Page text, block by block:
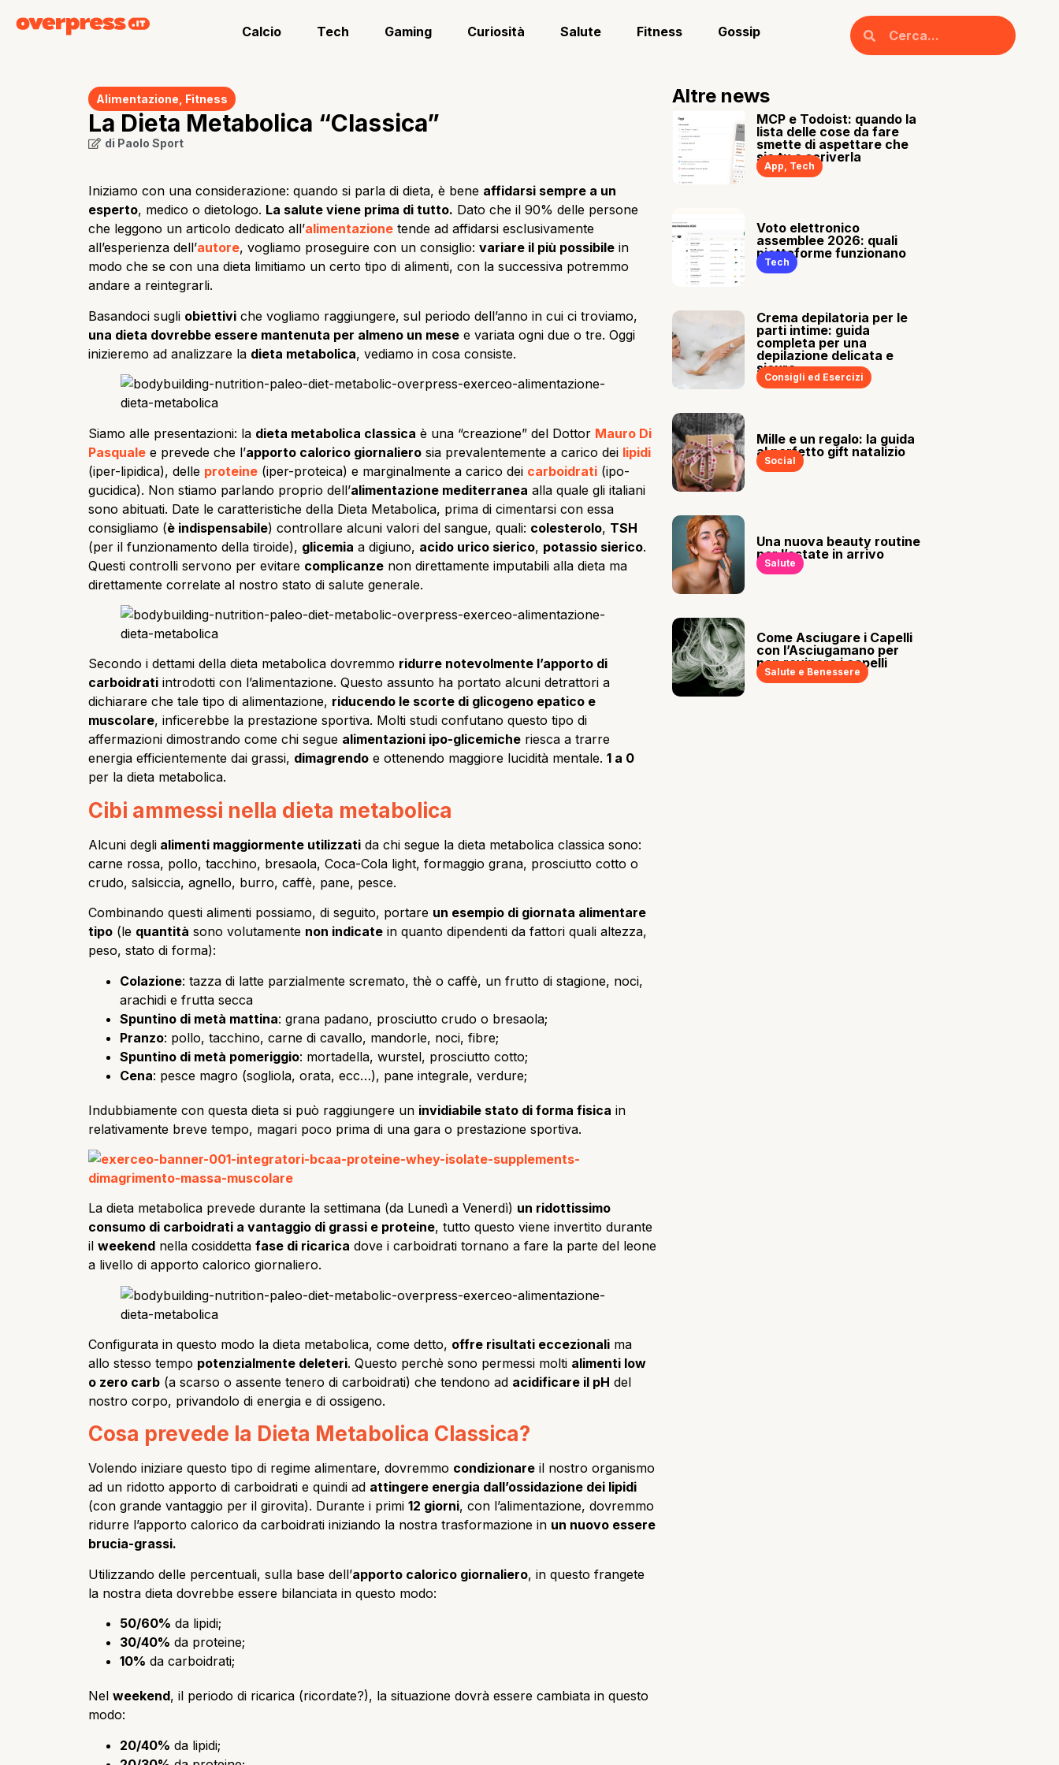
Calcio Tech Gaming Curiosità Salute Fitness Gossip
Alimentazione Fitness
La Dieta Metabolica “Classica”
di Paolo Sport
Iniziamo con una considerazione: quando si parla di dieta, è bene affidarsi sempre a un
esperto, medico o dietologo. La salute viene prima di tutto. Dato che il 90% delle persone
che leggono un articolo dedicato all’alimentazione tende ad affidarsi esclusivamente
all’esperienza dell’autore, vogliamo proseguire con un consiglio: variare il più possibile in
modo che se con una dieta limitiamo un certo tipo di alimenti, con la successiva potremmo
andare a reintegrarli.
Basandoci sugli obiettivi che vogliamo raggiungere, sul periodo dell’anno in cui ci troviamo,
una dieta dovrebbe essere mantenuta per almeno un mese e variata ogni due o tre. Oggi
inizieremo ad analizzare la dieta metabolica, vediamo in cosa consiste.
Siamo alle presentazioni: la dieta metabolica classica è una “creazione” del Dottor Mauro Di
Pasquale e prevede che l’apporto calorico giornaliero sia prevalentemente a carico dei lipidi
(iper-lipidica), delle proteine (iper-proteica) e marginalmente a carico dei carboidrati (ipo-
gucidica). Non stiamo parlando proprio dell’alimentazione mediterranea alla quale gli italiani
sono abituati. Date le caratteristiche della Dieta Metabolica, prima di cimentarsi con essa
consigliamo (è indispensabile) controllare alcuni valori del sangue, quali: colesterolo, TSH
(per il funzionamento della tiroide), glicemia a digiuno, acido urico sierico, potassio sierico.
Questi controlli servono per evitare complicanze non direttamente imputabili alla dieta ma
direttamente correlate al nostro stato di salute generale.
Secondo i dettami della dieta metabolica dovremmo ridurre notevolmente l’apporto di
carboidrati introdotti con l’alimentazione. Questo assunto ha portato alcuni detrattori a
dichiarare che tale tipo di alimentazione, riducendo le scorte di glicogeno epatico e
muscolare, inficerebbe la prestazione sportiva. Molti studi confutano questo tipo di
affermazioni dimostrando come chi segue alimentazioni ipo-glicemiche riesca a trarre
energia efficientemente dai grassi, dimagrendo e ottenendo maggiore lucidità mentale. 1 a 0
per la dieta metabolica.
Cibi ammessi nella dieta metabolica
Alcuni degli alimenti maggiormente utilizzati da chi segue la dieta metabolica classica sono:
carne rossa, pollo, tacchino, bresaola, Coca-Cola light, formaggio grana, prosciutto cotto o
crudo, salsiccia, agnello, burro, caffè, pane, pesce.
Combinando questi alimenti possiamo, di seguito, portare un esempio di giornata alimentare
tipo (le quantità sono volutamente non indicate in quanto dipendenti da fattori quali altezza,
peso, stato di forma):
Colazione: tazza di latte parzialmente scremato, thè o caffè, un frutto di stagione, noci,
arachidi e frutta secca
Spuntino di metà mattina: grana padano, prosciutto crudo o bresaola;
Pranzo: pollo, tacchino, carne di cavallo, mandorle, noci, fibre;
Spuntino di metà pomeriggio: mortadella, wurstel, prosciutto cotto;
Cena: pesce magro (sogliola, orata, ecc…), pane integrale, verdure;
Indubbiamente con questa dieta si può raggiungere un invidiabile stato di forma fisica in
relativamente breve tempo, magari poco prima di una gara o prestazione sportiva.
La dieta metabolica prevede durante la settimana (da Lunedì a Venerdì) un ridottissimo
consumo di carboidrati a vantaggio di grassi e proteine, tutto questo viene invertito durante
il weekend nella cosiddetta fase di ricarica dove i carboidrati tornano a fare la parte del leone
a livello di apporto calorico giornaliero.
Configurata in questo modo la dieta metabolica, come detto, offre risultati eccezionali ma
allo stesso tempo potenzialmente deleteri. Questo perchè sono permessi molti alimenti low
o zero carb (a scarso o assente tenero di carboidrati) che tendono ad acidificare il pH del
nostro corpo, privandolo di energia e di ossigeno.
Cosa prevede la Dieta Metabolica Classica?
Volendo iniziare questo tipo di regime alimentare, dovremmo condizionare il nostro organismo
ad un ridotto apporto di carboidrati e quindi ad attingere energia dall’ossidazione dei lipidi
(con grande vantaggio per il girovita). Durante i primi 12 giorni, con l’alimentazione, dovremmo
ridurre l’apporto calorico da carboidrati iniziando la nostra trasformazione in un nuovo essere
brucia-grassi.
Utilizzando delle percentuali, sulla base dell’apporto calorico giornaliero, in questo frangete
la nostra dieta dovrebbe essere bilanciata in questo modo:
50/60% da lipidi;
30/40% da proteine;
10% da carboidrati;
Nel weekend, il periodo di ricarica (ricordate?), la situazione dovrà essere cambiata in questo
modo:
20/40% da lipidi;
Altre news
MCP e Todoist: quando la
lista delle cose da fare
smette di aspettare che
sia tu a scriverla
App, Tech
Voto elettronico
assemblee 2026: quali
piattaforme funzionano
Tech
Crema depilatoria per le
parti intime: guida
completa per una
depilazione delicata e
sicura
Consigli ed Esercizi
Mille e un regalo: la guida
al perfetto gift natalizio
Social
Una nuova beauty routine
per l’estate in arrivo
Salute
Come Asciugare i Capelli
con l’Asciugamano per
non rovinare i capelli
Salute e Benessere